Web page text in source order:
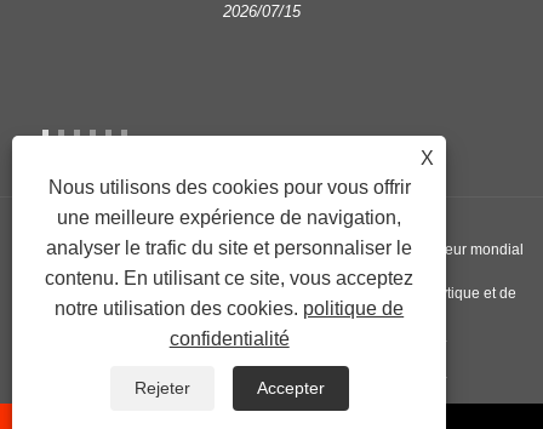
2026/07/15
Copyright © 2022 Nextgen Advanced Materials INC - Un fournisseur mondial
de plaques de nitrure de silicium, de creusets en graphite pyrolytique et de
disques en nitrure d'aluminium - Tous droits réservés.
RSS Privacy Policy
X
Nous utilisons des cookies pour vous offrir
une meilleure expérience de navigation,
analyser le trafic du site et personnaliser le
contenu. En utilisant ce site, vous acceptez
notre utilisation des cookies. politique de
confidentialité
Rejeter Accepter